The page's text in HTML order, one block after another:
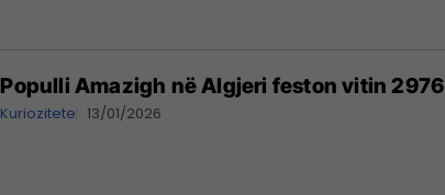
​Populli Amazigh në Algjeri feston vitin 2976
Kuriozitete 13/01/2026